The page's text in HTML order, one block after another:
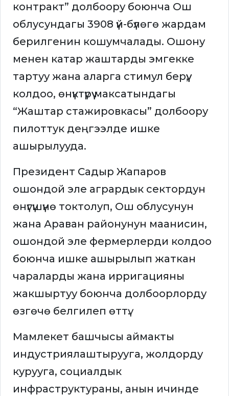
контракт” долбоору боюнча Ош
облусундагы 3908 үй-бүлөгө жардам
берилгенин кошумчалады. Ошону
менен катар жаштарды эмгекке
тартуу жана аларга стимул берүү,
колдоо, өнүктүрүү максатындагы
“Жаштар стажировкасы” долбоору
пилоттук деңгээлде ишке
ашырылууда.
Президент Садыр Жапаров
ошондой эле агрардык сектордун
өнүгүшүнө токтолуп, Ош облусунун
жана Араван районунун маанисин,
ошондой эле фермерлерди колдоо
боюнча ишке ашырылып жаткан
чараларды жана ирригацияны
жакшыртуу боюнча долбоорлорду
өзгөчө белгилеп өттү.
Мамлекет башчысы аймакты
индустриялаштырууга, жолдорду
курууга, социалдык
инфраструктураны, анын ичинде